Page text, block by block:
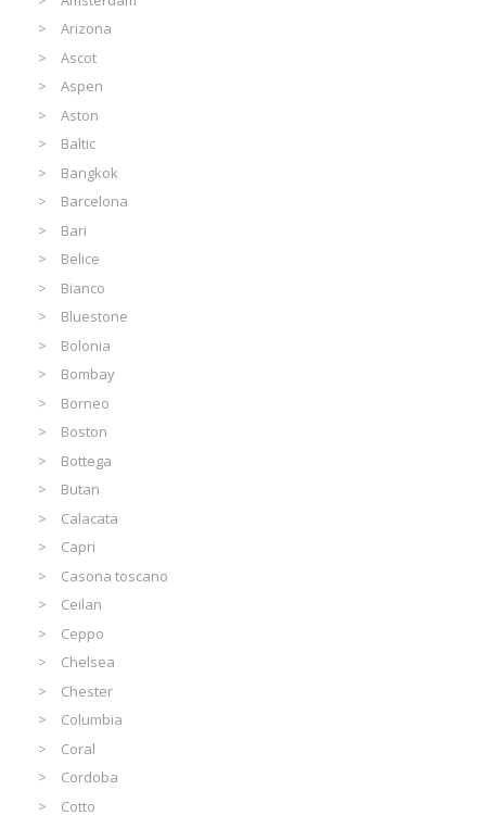
Arizona
Ascot
Aspen
Aston
Baltic
Bangkok
Barcelona
Bari
Belice
Bianco
Bluestone
Bolonia
Bombay
Borneo
Boston
Bottega
Butan
Calacata
Capri
Casona toscano
Ceilan
Ceppo
Chelsea
Chester
Columbia
Coral
Cordoba
Cotto